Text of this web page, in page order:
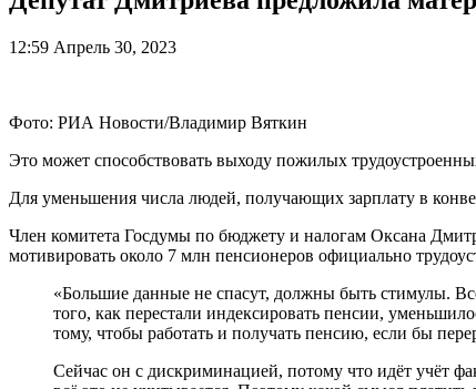
12:59 Апрель 30, 2023
Фото: РИА Новости/Владимир Вяткин
Это может способствовать выходу пожилых
Для уменьшения числа людей, получающих зарплату в
Член комитета Госдумы по бюджету и налогам Оксана
мотивировать около 7 млн пенсионеров официально
«Большие данные не спасут, должны быть стимулы.
того, как перестали индексировать пенсии,
тому, чтобы работать и получать пенсию, если бы
Сейчас он с дискриминацией, потому что идёт учёт